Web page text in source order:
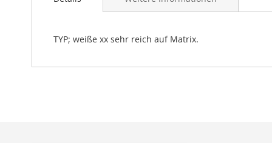
TYP; weiße xx sehr reich auf Matrix.